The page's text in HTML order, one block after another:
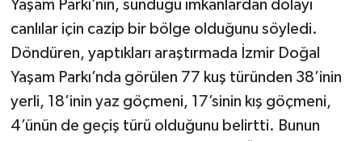
Yaşam Parkı’nın, sunduğu imkanlardan dolayı
canlılar için cazip bir bölge olduğunu söyledi.
Döndüren, yaptıkları araştırmada İzmir Doğal
Yaşam Parkı’nda görülen 77 kuş türünden 38’inin
yerli, 18’inin yaz göçmeni, 17’sinin kış göçmeni,
4’ünün de geçiş türü olduğunu belirtti. Bunun